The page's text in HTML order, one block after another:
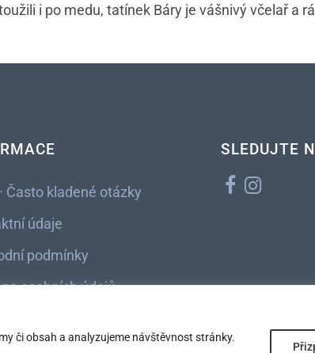
či obsah a analyzujeme návštěvnost stránky.
i po medu, tatínek Báry je vášnivý včelař a
Často kladené otázky
údaje
podmínky
osobních údajů
SLEDUJTE